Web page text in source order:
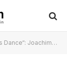
Joachim Llambi mahnt RTL-Zuschauer